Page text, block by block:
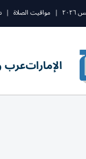
| مواقيت الصلاة |
الإماراتعرب